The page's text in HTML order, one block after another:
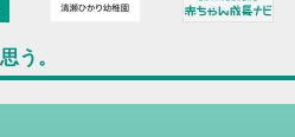
う。